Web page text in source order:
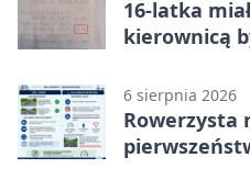
16-latka
kierownicą
6 sierpnia 2026
Rowerzysta